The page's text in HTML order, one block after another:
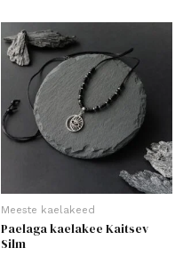
Meeste kaelakeed
Paelaga kaelakee Kaitsev
Silm